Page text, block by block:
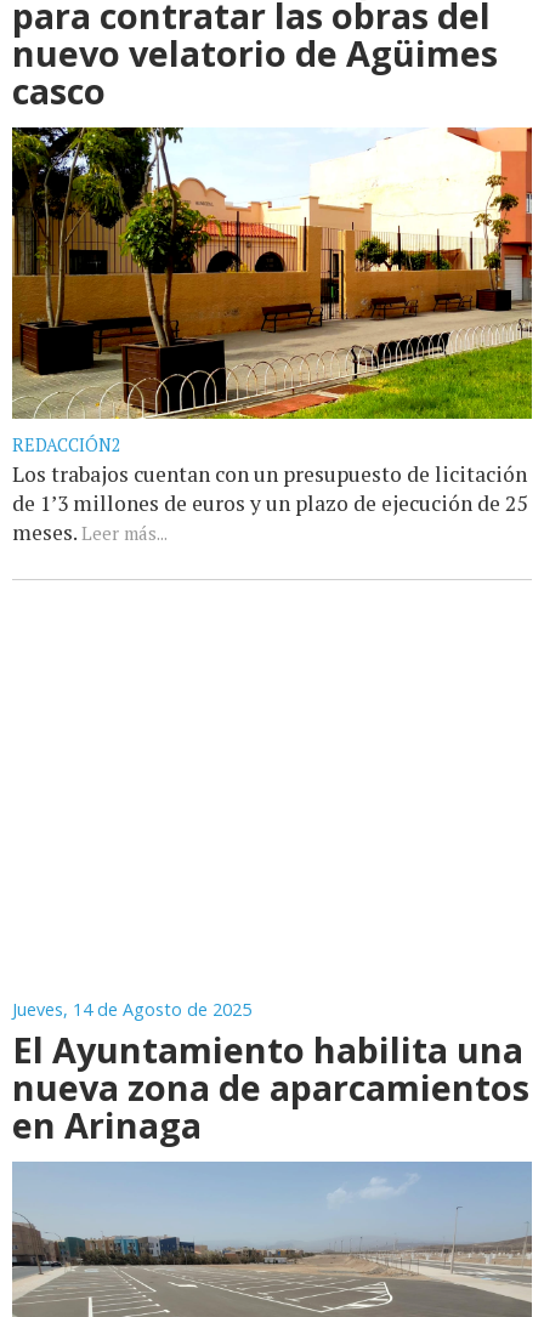
para contratar las obras del
nuevo velatorio de Agüimes
casco
REDACCIÓN2
Los trabajos cuentan con un presupuesto de licitación
de 1’3 millones de euros y un plazo de ejecución de 25
meses. Leer más...
Jueves, 14 de Agosto de 2025
El Ayuntamiento habilita una
nueva zona de aparcamientos
en Arinaga